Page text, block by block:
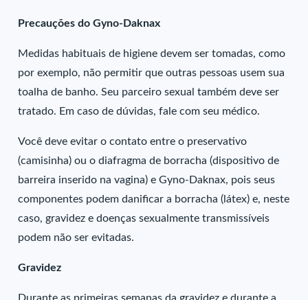
Precauções do Gyno-Daknax
Medidas habituais de higiene devem ser tomadas, como
por exemplo, não permitir que outras pessoas usem sua
toalha de banho. Seu parceiro sexual também deve ser
tratado. Em caso de dúvidas, fale com seu médico.
Você deve evitar o contato entre o preservativo
(camisinha) ou o diafragma de borracha (dispositivo de
barreira inserido na vagina) e Gyno-Daknax, pois seus
componentes podem danificar a borracha (látex) e, neste
caso, gravidez e doenças sexualmente transmissíveis
podem não ser evitadas.
Gravidez